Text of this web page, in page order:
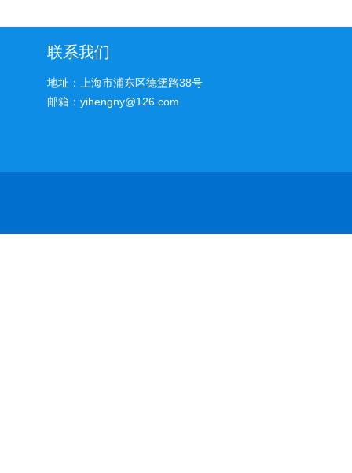
联系我们
地址：上海市浦东区德堡路38号
邮箱：yihengny@126.com